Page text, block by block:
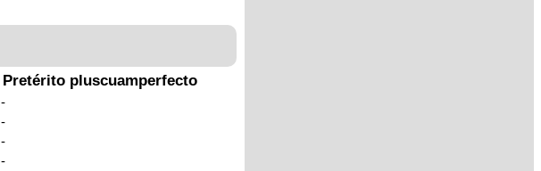
Pretérito pluscuamperfecto
-
-
-
-